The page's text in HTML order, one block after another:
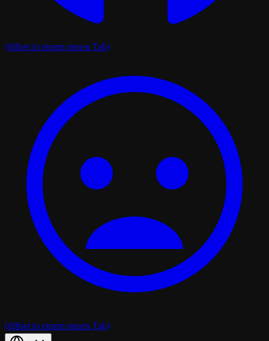
(öffnet in einem neuen Tab)
(öffnet in einem neuen Tab)